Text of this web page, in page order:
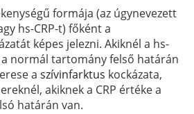
formája (az úgynevezett
hs-CRP-t) főként a
képes jelezni. Akiknél a hs-
normál tartomány felső határán
a szívinfarktus kockázata,
akiknek a CRP értéke a
határán van.